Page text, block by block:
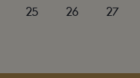
25 26 27